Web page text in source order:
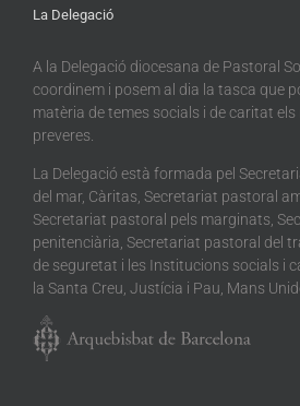
La Delegació
A la Delegació diocesana de Pastoral
coordinem i posem al dia la tasca que
matèria de temes socials i de caritat els
preveres.
La Delegació està formada pel
del mar, Càritas, Secretariat pastoral
Secretariat pastoral pels marginats,
penitenciària, Secretariat pastoral del
de seguretat i les Institucions socials i
la Santa Creu, Justícia i Pau, Mans